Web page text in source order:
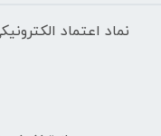
نماد اعتماد